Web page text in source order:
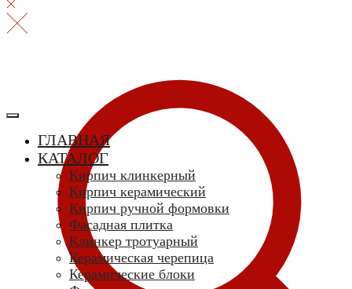
ГЛАВНАЯ
КАТАЛОГ
Кирпич клинкерный
Кирпич керамический
Кирпич ручной формовки
Фасадная плитка
Клинкер тротуарный
Керамическая черепица
Керамические блоки